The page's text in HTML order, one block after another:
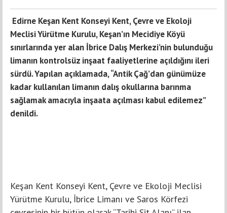
Edirne Keşan Kent Konseyi Kent, Çevre ve Ekoloji
Meclisi Yürütme Kurulu, Keşan’ın Mecidiye Köyü
sınırlarında yer alan İbrice Dalış Merkezi’nin bulunduğu
limanın kontrolsüz inşaat faaliyetlerine açıldığını ileri
sürdü. Yapılan açıklamada, “Antik Çağ’dan günümüze
kadar kullanılan limanın dalış okullarına barınma
sağlamak amacıyla inşaata açılması kabul edilemez”
denildi.
Keşan Kent Konseyi Kent, Çevre ve Ekoloji Meclisi
Yürütme Kurulu, İbrice Limanı ve Saros Körfezi